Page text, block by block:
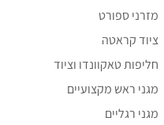
מזרני ספורט
ציוד קראטה
חליפות טאקוונדו וציוד
מגני ראש מקצועיים
מגני רגליים